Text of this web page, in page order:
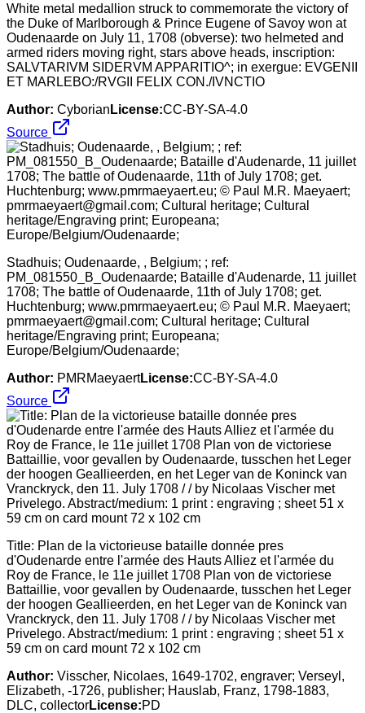
White metal medallion struck to commemorate the victory of
the Duke of Marlborough & Prince Eugene of Savoy won at
Oudenaarde on July 11, 1708 (obverse): two helmeted and
armed riders moving right, stars above heads, inscription:
SALVTARIVM SIDERVM APPARITIO^; in exergue: EVGENII
ET MARLEBO:/RVGII FELIX CON./IVNCTIO
Author: Cyborian License:CC-BY-SA-4.0
Source
Stadhuis; Oudenaarde, , Belgium; ; ref:
PM_081550_B_Oudenaarde; Bataille d'Audenarde, 11 juillet
1708; The battle of Oudenaarde, 11th of July 1708; get.
Huchtenburg; www.pmrmaeyaert.eu; © Paul M.R. Maeyaert;
pmrmaeyaert@gmail.com; Cultural heritage; Cultural
heritage/Engraving print; Europeana;
Europe/Belgium/Oudenaarde;
Author: PMRMaeyaertLicense:CC-BY-SA-4.0
Source
Title: Plan de la victorieuse bataille donnée pres
d'Oudenarde entre l'armée des Hauts Alliez et l'armée du
Roy de France, le 11e juillet 1708 Plan von de victoriese
Battaillie, voor gevallen by Oudenaarde, tusschen het Leger
der hoogen Geallieerden, en het Leger van de Koninck van
Vranckryck, den 11. July 1708 / / by Nicolaas Vischer met
Privelego. Abstract/medium: 1 print : engraving ; sheet 51 x
59 cm on card mount 72 x 102 cm
Author: Visscher, Nicolaes, 1649-1702, engraver; Verseyl,
Elizabeth, -1726, publisher; Hauslab, Franz, 1798-1883,
DLC, collectorLicense:PD